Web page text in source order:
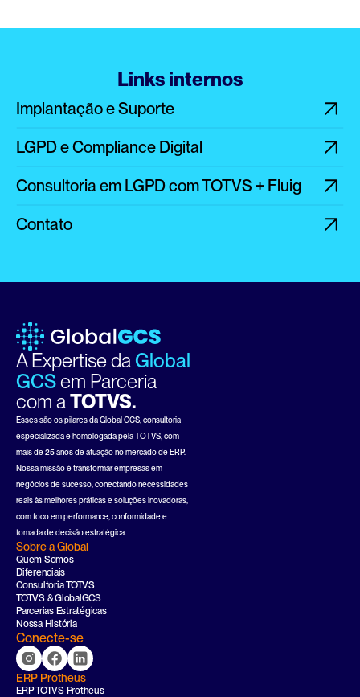
Links internos
Implantação e Suporte
LGPD e Compliance Digital
Consultoria em LGPD com TOTVS + Fluig
Contato
A Expertise da Global
GCSem Parceria
com a TOTVS.
Esses são os pilares da Global GCS, consultoria
especializada e homologada pela TOTVS, com
mais de 25 anos de atuação no mercado de ERP.
Nossa missão é transformar empresas em
negócios de sucesso, conectando necessidades
reais às melhores práticas e soluções inovadoras,
com foco em performance, conformidade e
tomada de decisão estratégica.
Sobre a Global
Quem Somos
Diferenciais
Consultoria TOTVS
TOTVS & GlobalGCS
Parcerias Estratégicas
Nossa História
Conecte-se
ERP Protheus
ERP TOTVS Protheus